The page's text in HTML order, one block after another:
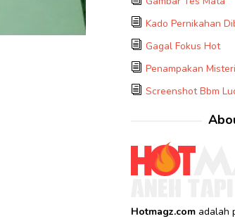
Kado Pernikahan
Gagal Fokus Hot
Penampakan
Screenshot Bbm
Hotmagz.comadalah